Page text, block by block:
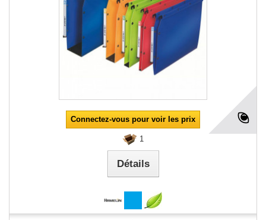
Connectez-vous pour voir les prix
1
Détails